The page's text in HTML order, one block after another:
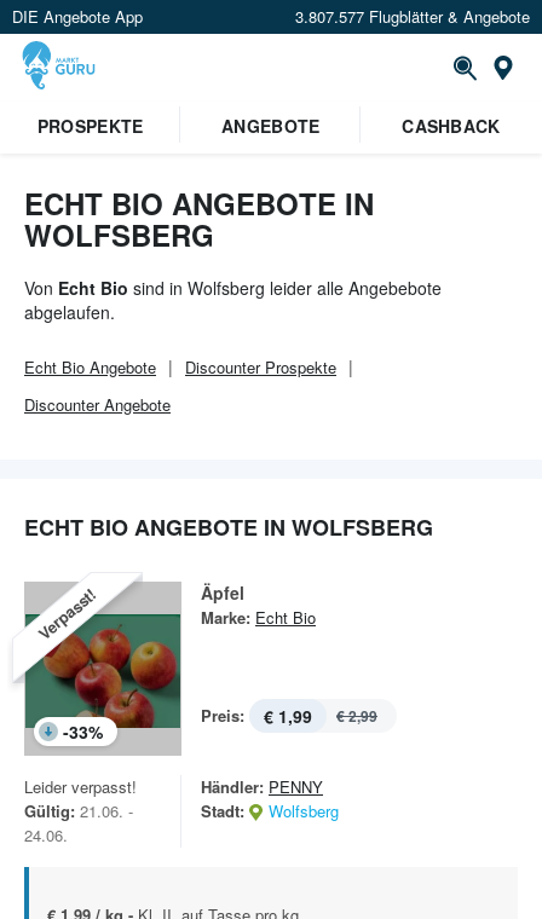
DIE Angebote App 3.807.577 Flugblätter & Angebote
PROSPEKTE
ANGEBOTE CASHBACK
ECHT BIO ANGEBOTE IN
WOLFSBERG
Von Echt Bio sind in Wolfsberg leider alle Angebebote
abgelaufen.
Echt Bio Angebote DiscounterProspekte
DiscounterAngebote
ECHT BIO ANGEBOTE IN WOLFSBERG
Verpasst!
-33%
Äpfel
Marke: Echt Bio
Preis: € 1,99 € 2,99
Leider verpasst!
Gültig: 21.06. -
24.06.
Händler: PENNY
Stadt:
Wolfsberg